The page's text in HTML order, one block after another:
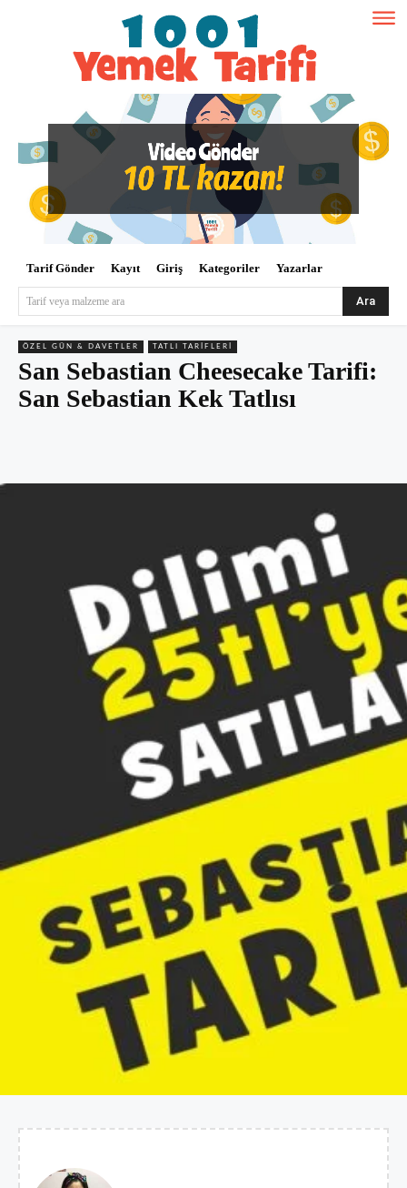
Tarif Gönder Kayıt Giriş Kategoriler Yazarlar
Tarif veya malzeme ara Ara
ÖZEL GÜN & DAVETLER TATLI TARIFLERI
San Sebastian Cheesecake Tarifi:
San Sebastian Kek Tatlısı